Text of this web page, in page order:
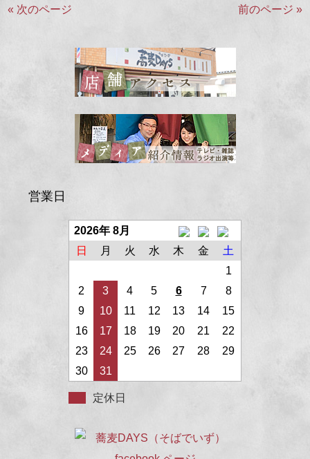
« 次のページ 前のページ »
営業日
2026年 8月
日
月 火 水 木 金
土
1
2
3 4 5 6 7
8
9
10 11 12 13 14
15
16
17 18 19 20 21
22
23
24 25 26 27 28
29
30
31
定休日